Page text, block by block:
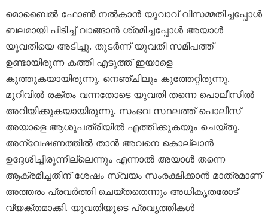
മൊബൈൽ ഫോൺ നൽകാൻ യുവാവ് വിസമ്മതിച്ചപ്പോൾ
ബലമായി പിടിച്ച് വാങ്ങാൻ ശ്രമിച്ചപ്പോൾ അയാൾ
യുവതിയെ അടിച്ചു. തുടർന്ന് യുവതി സമീപത്ത്
ഉണ്ടായിരുന്ന കത്തി എടുത്ത് ഇയാളെ
കുത്തുകയായിരുന്നു. നെഞ്ചിലും കുത്തേറ്റിരുന്നു.
മുറിവിൽ രക്തം വന്നതോടെ യുവതി തന്നെ പൊലീസിൽ
അറിയിക്കുകയായിരുന്നു. സംഭവ സ്ഥലത്ത് പൊലീസ്
അയാളെ ആശുപത്രിയിൽ എത്തിക്കുകയും ചെയ്തു.
അന്വേഷണത്തിൽ താൻ അവനെ കൊല്ലാൻ
ഉദ്ദേശിച്ചിരുന്നില്ലെന്നും എന്നാൽ അയാൾ തന്നെ
ആക്രമിച്ചതിന് ശേഷം സ്വയം സംരക്ഷിക്കാൻ മാത്രമാണ്
അത്തരം പ്രവർത്തി ചെയ്തതെന്നും അധികൃതരോട്
വ്യക്തമാക്കി. യുവതിയുടെ പ്രവൃത്തികൾ